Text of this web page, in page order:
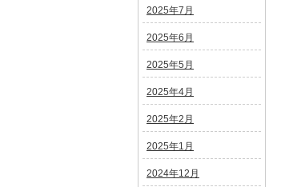
2025年7月
2025年6月
2025年5月
2025年4月
2025年2月
2025年1月
2024年12月